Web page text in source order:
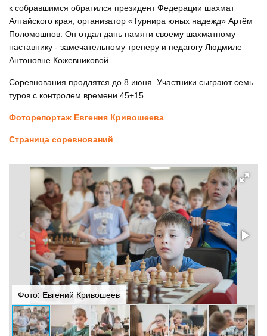
к собравшимся обратился президент Федерации шахмат
Алтайского края, организатор «Турнира юных надежд» Артём
Поломошнов. Он отдал дань памяти своему шахматному
наставнику - замечательному тренеру и педагогу Людмиле
Антоновне Кожевниковой.
Соревнования продлятся до 8 июня. Участники сыграют семь
туров с контролем времени 45+15.
Фоторепортаж Евгения Кривошеева
Страница соревнований
Фото: Евгений Кривошеев